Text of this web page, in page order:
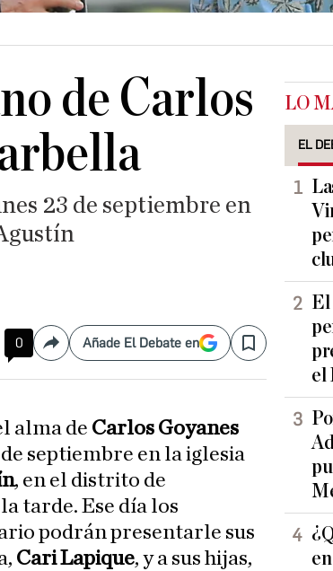
de Carlos
23 de septiembre en
0 CompartirAñade El Debate en Save
alma de Carlos Goyanes
septiembre en la iglesia
, en el distrito de
tarde. Ese día los
podrán presentarle sus
Cari Lapique, y a sus hijas,
LO
EL
El
el